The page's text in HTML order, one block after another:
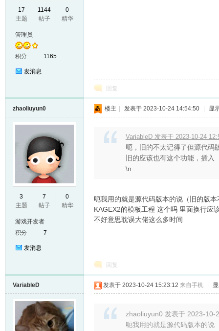
M
17
主题
1144
帖子
0
精华
管理员
积分 1165
发消息
回复
zhaoliuyun0
3
主题
7
帖子
0
精华
游戏开发者
积分
7
发消息
楼主 发表于 2023-10-24 14:54:50 显
VariableD 发表于 2023-10-24
呃，旧的不太记得了但源代码
旧的应该也有这个功能，插入
\n
呃我用的就是源代码版本的说（旧的版
KAGEX2的模板工程 这个吗 里面换行应
不好意思耽误大佬这么多时间
回复
VariableD 发表于 2023-10-24 15:23:12 来自手机
zhaoliuyun0 发表于 2023-10-
呃我用的就是源代码版本的说